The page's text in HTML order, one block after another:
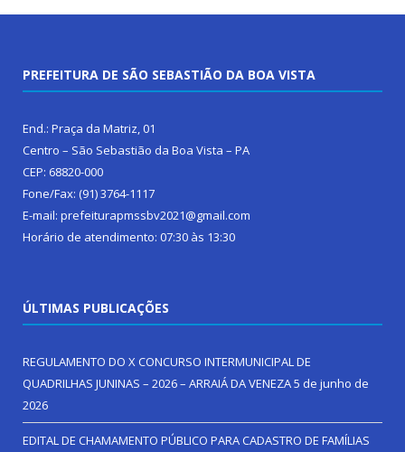
PREFEITURA DE SÃO SEBASTIÃO DA BOA VISTA
End.: Praça da Matriz, 01
Centro – São Sebastião da Boa Vista – PA
CEP: 68820-000
Fone/Fax: (91) 3764-1117
E-mail: prefeiturapmssbv2021@gmail.com
Horário de atendimento: 07:30 às 13:30
ÚLTIMAS PUBLICAÇÕES
REGULAMENTO DO X CONCURSO INTERMUNICIPAL DE
QUADRILHAS JUNINAS – 2026 – ARRAIÁ DA VENEZA5 de junho de
2026
EDITAL DE CHAMAMENTO PÚBLICO PARA CADASTRO DE FAMÍLIAS